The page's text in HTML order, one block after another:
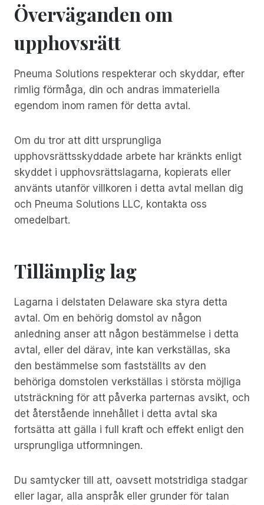
Överväganden om
upphovsrätt
Pneuma Solutions respekterar och skyddar, efter
rimlig förmåga, din och andras immateriella
egendom inom ramen för detta avtal.
Om du tror att ditt ursprungliga
upphovsrättsskyddade arbete har kränkts enligt
skyddet i upphovsrättslagarna, kopierats eller
använts utanför villkoren i detta avtal mellan dig
och Pneuma Solutions LLC, kontakta oss
omedelbart.
Tillämplig lag
Lagarna i delstaten Delaware ska styra detta
avtal. Om en behörig domstol av någon
anledning anser att någon bestämmelse i detta
avtal, eller del därav, inte kan verkställas, ska
den bestämmelse som fastställts av den
behöriga domstolen verkställas i största möjliga
utsträckning för att påverka parternas avsikt, och
det återstående innehållet i detta avtal ska
fortsätta att gälla i full kraft och effekt enligt den
ursprungliga utformningen.
Du samtycker till att, oavsett motstridiga stadgar
eller lagar, alla anspråk eller grunder för talan